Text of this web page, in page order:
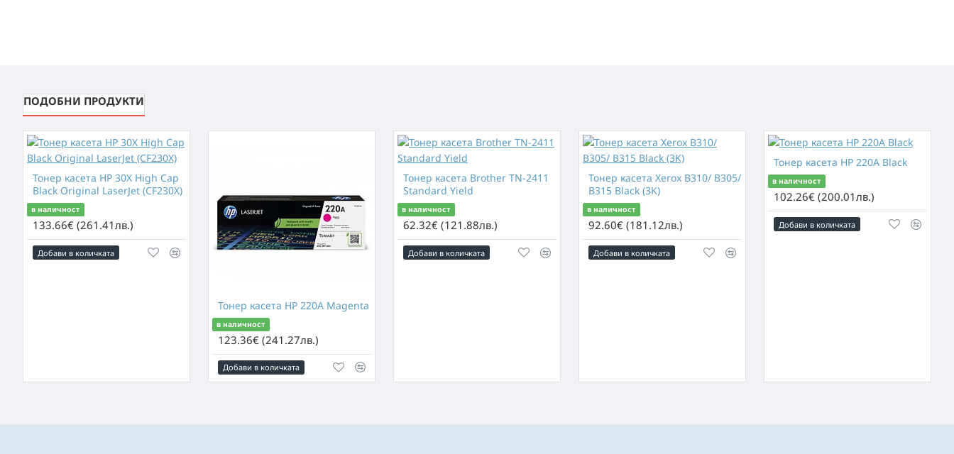
ПОДОБНИ ПРОДУКТИ
Тонер касета HP 30X High Cap
Black Original LaserJet (CF230X)
в наличност
133.66€ (261.41лв.)
Добави в количката
Тонер касета HP 220A Magenta
в наличност
123.36€ (241.27лв.)
Добави в количката
Тонер касета Brother TN-2411
Standard Yield
в наличност
62.32€ (121.88лв.)
Добави в количката
Тонер касета Xerox B310/ B305/
B315 Black (3K)
в наличност
92.60€ (181.12лв.)
Добави в количката
Тонер касета HP 220A Black
в наличност
102.26€ (200.01лв.)
Добави в количката